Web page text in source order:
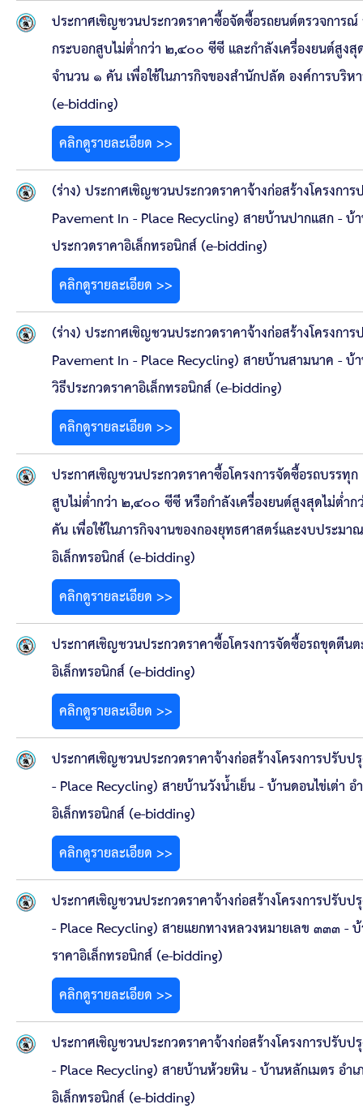
ประกาศเชิญชวนประกวดราคาซื้อจัดซื้อรถยนต์ตรวจกา
กระบอกสูบไม่ต่ำกว่า ๒,๔๐๐ ซีซี และกำลังเครื่องยนต์สูง
จำนวน ๑ คัน เพื่อใช้ในภารกิจของสำนักปลัด องค์การบริ
(e-bidding)
คลิกดูรายละเอียด >>
(ร่าง) ประกาศเชิญชวนประกวดราคาจ้างก่อสร้างโครงก
Pavement In - Place Recycling) สายบ้านปากแสก -
ประกวดราคาอิเล็กทรอนิกส์ (e-bidding)
คลิกดูรายละเอียด >>
(ร่าง) ประกาศเชิญชวนประกวดราคาจ้างก่อสร้างโครงก
Pavement In - Place Recycling) สายบ้านสามนาค -
วิธีประกวดราคาอิเล็กทรอนิกส์ (e-bidding)
คลิกดูรายละเอียด >>
ประกาศเชิญชวนประกวดราคาซื้อโครงการจัดซื้อรถบรร
สูบไม่ต่ำกว่า ๒,๔๐๐ ซีซี หรือกำลังเครื่องยนต์สูงสุดไม่ต่
คัน เพื่อใช้ในภารกิจงานของกองยุทธศาสตร์และงบประ
อิเล็กทรอนิกส์ (e-bidding)
คลิกดูรายละเอียด >>
ประกาศเชิญชวนประกวดราคาซื้อโครงการจัดซื้อรถขุดตี
อิเล็กทรอนิกส์ (e-bidding)
คลิกดูรายละเอียด >>
ประกาศเชิญชวนประกวดราคาจ้างก่อสร้างโครงการปรั
- Place Recycling) สายบ้านวังน้ำเย็น - บ้านดอนไข่เต่า
อิเล็กทรอนิกส์ (e-bidding)
คลิกดูรายละเอียด >>
ประกาศเชิญชวนประกวดราคาจ้างก่อสร้างโครงการปรั
- Place Recycling) สายแยกทางหลวงหมายเลข ๓๓๓ -
ราคาอิเล็กทรอนิกส์ (e-bidding)
คลิกดูรายละเอียด >>
ประกาศเชิญชวนประกวดราคาจ้างก่อสร้างโครงการปรั
- Place Recycling) สายบ้านห้วยหิน - บ้านหลักเมตร อ
อิเล็กทรอนิกส์ (e-bidding)